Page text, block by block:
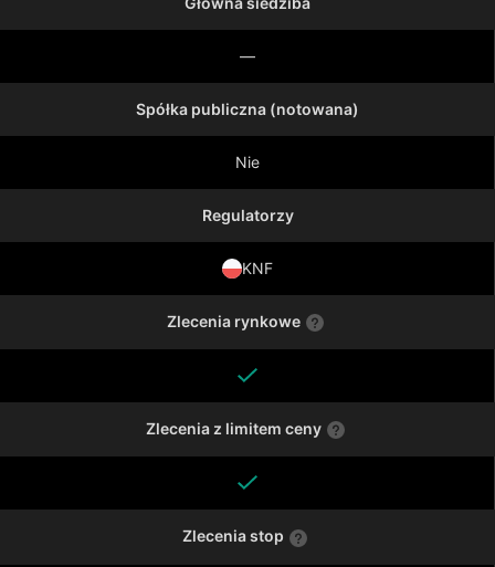
—
Spółka publiczna (notowana)
Nie
Regulatorzy
KNF
Zlecenia rynkowe
Zlecenia z limitem ceny
Zlecenia stop